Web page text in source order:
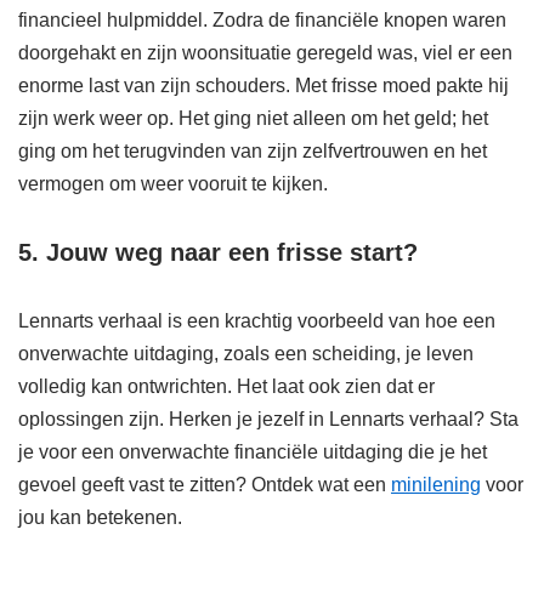
financieel hulpmiddel. Zodra de financiële knopen waren
doorgehakt en zijn woonsituatie geregeld was, viel er een
enorme last van zijn schouders. Met frisse moed pakte hij
zijn werk weer op. Het ging niet alleen om het geld; het
ging om het terugvinden van zijn zelfvertrouwen en het
vermogen om weer vooruit te kijken.
5. Jouw weg naar een frisse start?
Lennarts verhaal is een krachtig voorbeeld van hoe een
onverwachte uitdaging, zoals een scheiding, je leven
volledig kan ontwrichten. Het laat ook zien dat er
oplossingen zijn. Herken je jezelf in Lennarts verhaal? Sta
je voor een onverwachte financiële uitdaging die je het
gevoel geeft vast te zitten? Ontdek wat een minilening voor
jou kan betekenen.